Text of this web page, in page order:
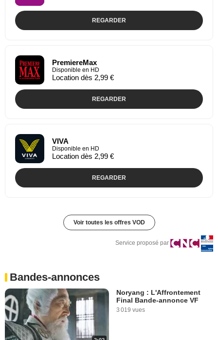
REGARDER
PremiereMax
Disponible en HD
Location dès 2,99 €
REGARDER
VIVA
Disponible en HD
Location dès 2,99 €
REGARDER
Voir toutes les offres VOD
Service proposé par
Bandes-annonces
Noryang : L'Affrontement
Final Bande-annonce VF
3 019 vues